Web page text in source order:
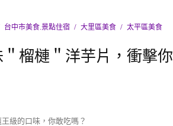
台中市美食.景點住宿 大里區美食
太平區美食
榴槤＂洋芋片，衝擊你
級的口味，你敢吃嗎？